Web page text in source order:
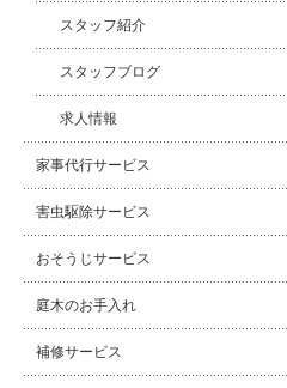
スタッフ紹介
スタッフブログ
求人情報
家事代行サービス
害虫駆除サービス
おそうじサービス
庭木のお手入れ
補修サービス